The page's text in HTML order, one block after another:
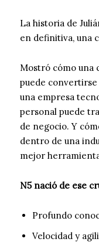
La historia de
en definitiva, una
Mostró cómo una
puede
una empresa
personal puede
de negocio. Y
dentro de una
mejor
N5 nació de ese
Profundo
Velocidad y